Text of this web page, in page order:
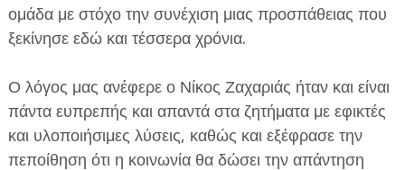
ομάδα με στόχο την συνέχιση μιας προσπάθειας που
ξεκίνησε εδώ και τέσσερα χρόνια.
Ο λόγος μας ανέφερε ο Νίκος Ζαχαριάς ήταν και είναι
πάντα ευπρεπής και απαντά στα ζητήματα με εφικτές
και υλοποιήσιμες λύσεις, καθώς και εξέφρασε την
πεποίθηση ότι η κοινωνία θα δώσει την απάντηση